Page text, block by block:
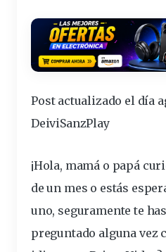
Post actualizado el día
DeiviSanzPlay
¡Hola, mamá o papá
de un mes o estás
uno, seguramente te
preguntado alguna vez